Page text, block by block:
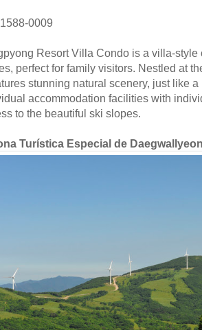
0009
Resort Villa Condo is a villa-
perfect for family visitors. Nestled at
stunning natural scenery, just like
accommodation facilities with
to the beautiful ski slopes.
Turística Especial de